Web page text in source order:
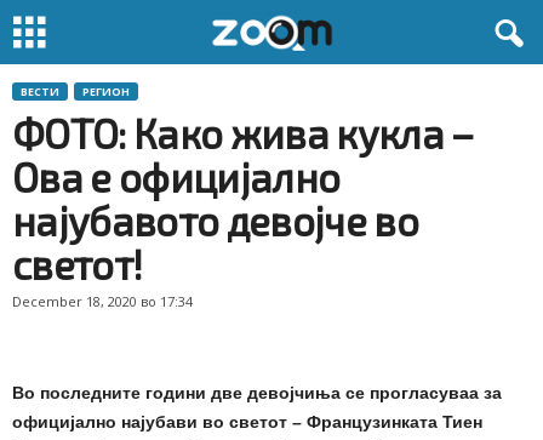
ВЕСТИ РЕГИОН
ФОТО: Како жива кукла –
Ова е официјално
најубавото девојче во
светот!
December 18, 2020 во 17:34
Во последните години две девојчиња се прогласуваа за
официјално најубави во светот – Французинката Тиен